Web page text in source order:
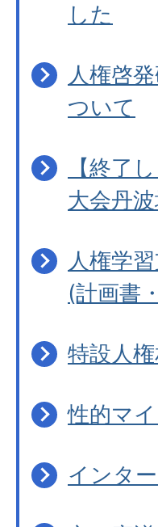
した
人権啓
ついて
【終了
大会丹
人権学
(計画書
特設人
性的マ
インタ